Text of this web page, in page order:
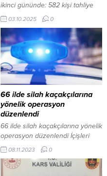
ikinci gününde: 582 kişi tahliye
edildi İçeriği Görüntüle MUĞLA-
BHA Milas Ticaret ve Sanayi
Odası (MİTSO) Yönetim Kurulu
Başkanı Reşit Özer, Bıçakçılar
Madencilik A.Ş. yetkililerini
ağırladı. Ziyarette, firmanın
madencilik sektöründeki 40 yılı
aşkın deneyimi, bölge
ekonomisine katkıları ve
önümüzdeki dönemde 1000’den
fazla kişiyi istihdam etmeyi
hedefleyen yeni yatırım...
03.10.2025 0
66 ilde silah kaçakçılarına
yönelik operasyon
düzenlendi
66 ilde silah kaçakçılarına yönelik
operasyon düzenlendi İçişleri
Bakanı Ali Yerlikaya, sosyal
medya hesabından yaptığı
paylaşımda; 66 ilde ruhsatsız
08.11.2023 0